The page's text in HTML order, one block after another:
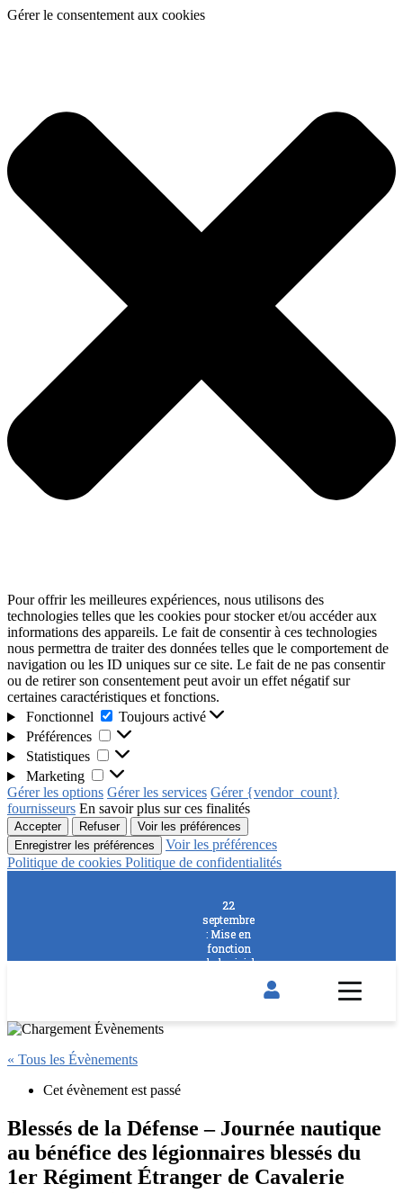
Gérer le consentement aux cookies
Pour offrir les meilleures expériences, nous utilisons des
technologies telles que les cookies pour stocker et/ou accéder aux
informations des appareils. Le fait de consentir à ces technologies
nous permettra de traiter des données telles que le comportement de
navigation ou les ID uniques sur ce site. Le fait de ne pas consentir
ou de retirer son consentement peut avoir un effet négatif sur
certaines caractéristiques et fonctions.
Fonctionnel
Toujours activé
Préférences
Statistiques
Marketing
Gérer les options Gérer les services Gérer {vendor_count}
fournisseurs En savoir plus sur ces finalités
Accepter Refuser
Voir les préférences
Enregistrer les préférences
Voir les préférences
Politique de cookies Politique de confidentialités
22
septembre
: Mise en
fonction
du logiciel
un voilier
22
septembre
: Mise en
fonction
du logiciel
un voilier
« Tous les Évènements
Cet évènement est passé
Blessés de la Défense – Journée nautique
au bénéfice des légionnaires blessés du
1er Régiment Étranger de Cavalerie